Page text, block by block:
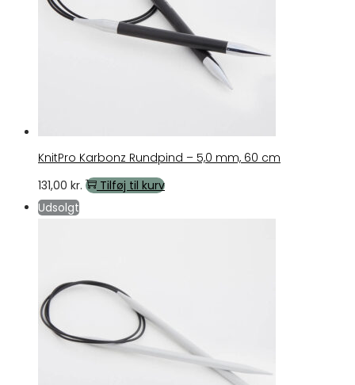
KnitPro Karbonz Rundpind – 5,0 mm, 60 cm
131,00 kr.
Tilføj til kurv
Udsolgt